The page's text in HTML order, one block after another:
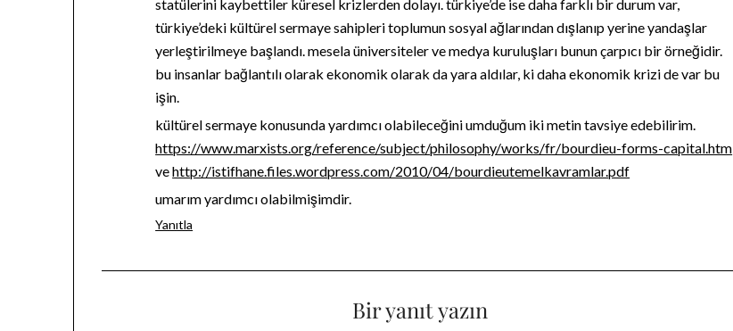
statülerini kaybettiler küresel krizlerden dolayı. türkiye’de ise daha farklı bir durum var,
türkiye’deki kültürel sermaye sahipleri toplumun sosyal ağlarından dışlanıp yerine yandaşlar
yerleştirilmeye başlandı. mesela üniversiteler ve medya kuruluşları bunun çarpıcı bir örneğidir.
bu insanlar bağlantılı olarak ekonomik olarak da yara aldılar, ki daha ekonomik krizi de var bu
işin.
kültürel sermaye konusunda yardımcı olabileceğini umduğum iki metin tavsiye edebilirim.
https://www.marxists.org/reference/subject/philosophy/works/fr/bourdieu-forms-capital.htm
vehttp://istifhane.files.wordpress.com/2010/04/bourdieutemelkavramlar.pdf
umarım yardımcı olabilmişimdir.
Yanıtla
Bir yanıt yazın